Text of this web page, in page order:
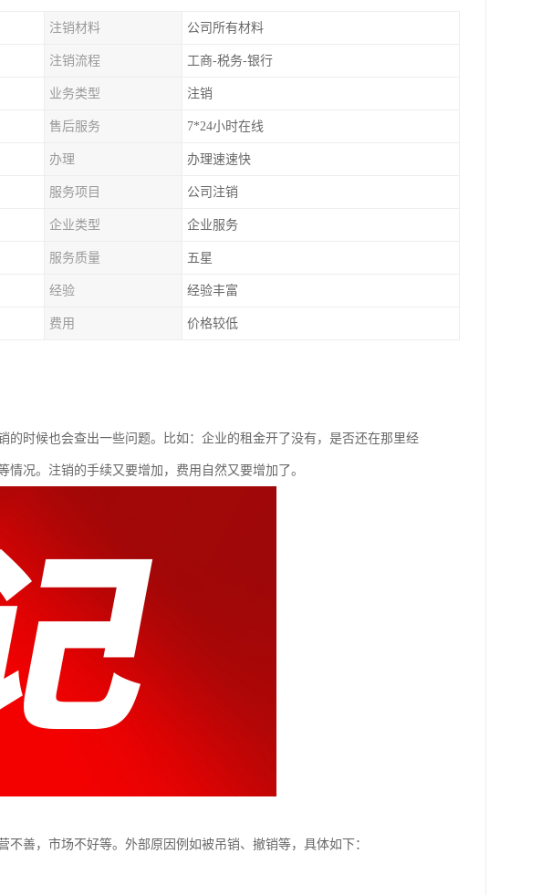
注销材料 公司所有材料
注销流程 工商-税务-银行
业务类型 注销
售后服务 7*24小时在线
办理 办理速速快
服务项目 公司注销
企业类型 企业服务
服务质量 五星
经验 经验丰富
费用 价格较低
时候也会查出一些问题。比如：企业的租金开了没有，是否还在那里经
况。注销的手续又要增加，费用自然又要增加了。
善，市场不好等。外部原因例如被吊销、撤销等，具体如下：